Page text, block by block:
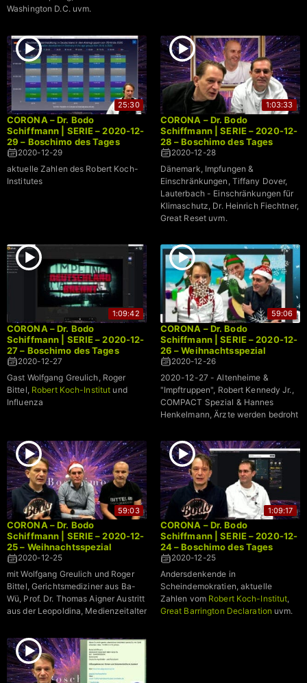
Washington D.C. uvm.
25:30
CORONA – Dr. Bodo
Schiffmann | SERIE – 2020-12-
29 – Boschimo des Tages
2020-12-29
aktuelle Zahlen des Robert Koch-
Institutes
1:03:33
CORONA – Dr. Bodo
Schiffmann | SERIE – 2020-12-
28 – Boschimo des Tages
2020-12-28
Dänemark, Impfungen &
Einschränkungen, Tiffany Dover,
Lauterbach - Einschränkungen für
Klimaschutz, Dr. Heinrich Fiechtner,
Great Reset uvm.
1:09:42
CORONA – Dr. Bodo
Schiffmann | SERIE – 2020-12-
27 – Boschimo des Tages
2020-12-27
Gast Wolfgang Greulich, Roger
Bittel, Robert Koch-Institut und
Influenza
59:06
CORONA – Dr. Bodo
Schiffmann | SERIE – 2020-12-
26 – Weihnachtsspezial
2020-12-26
2020-12-27 - Altenheime &
"Impftruppen", Robert Kennedy Jr.,
COMPACT Spezial & Hannes
Henkelmann, Ärzte werden bedroht
59:03
CORONA – Dr. Bodo
Schiffmann | SERIE – 2020-12-
25 – Weihnachtsspezial
2020-12-25
mit Wolfgang Greulich und Roger
Bittel, Gerichtsmediziner aus Ba-
Wü, Prof. Dr. Thomas Aigner Austritt
aus der Leopoldina, Medienzeitalter
1:09:17
CORONA – Dr. Bodo
Schiffmann | SERIE – 2020-12-
24 – Boschimo des Tages
2020-12-25
Andersdenkende in
Scheindemokratien, aktuelle
Zahlen vom Robert Koch-Institut,
Great Barrington Declaration uvm.